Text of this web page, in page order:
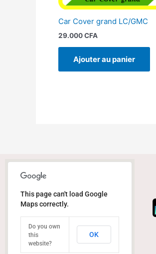
Car Cover grand LC/GMC
29.000CFA
Ajouter au panier
This page can't load Google
Maps correctly.
Do you own
this
website?
OK